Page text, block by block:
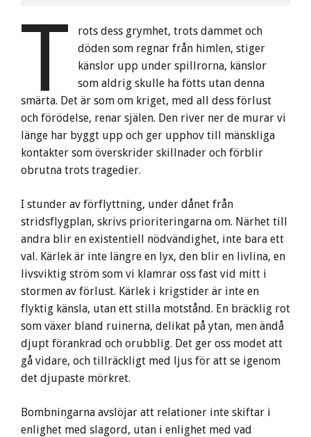
T
rots dess grymhet, trots dammet och
döden som regnar från himlen, stiger
känslor upp under spillrorna, känslor
som aldrig skulle ha fötts utan denna
smärta. Det är som om kriget, med all dess förlust
och förödelse, renar själen. Den river ner de murar vi
länge har byggt upp och ger upphov till mänskliga
kontakter som överskrider skillnader och förblir
obrutna trots tragedier.
I stunder av förflyttning, under dånet från
stridsflygplan, skrivs prioriteringarna om. Närhet till
andra blir en existentiell nödvändighet, inte bara ett
val. Kärlek är inte längre en lyx, den blir en livlina, en
livsviktig ström som vi klamrar oss fast vid mitt i
stormen av förlust. Kärlek i krigstider är inte en
flyktig känsla, utan ett stilla motstånd. En bräcklig rot
som växer bland ruinerna, delikat på ytan, men ändå
djupt förankrad och orubblig. Det ger oss modet att
gå vidare, och tillräckligt med ljus för att se igenom
det djupaste mörkret.
Bombningarna avslöjar att relationer inte skiftar i
enlighet med slagord, utan i enlighet med vad